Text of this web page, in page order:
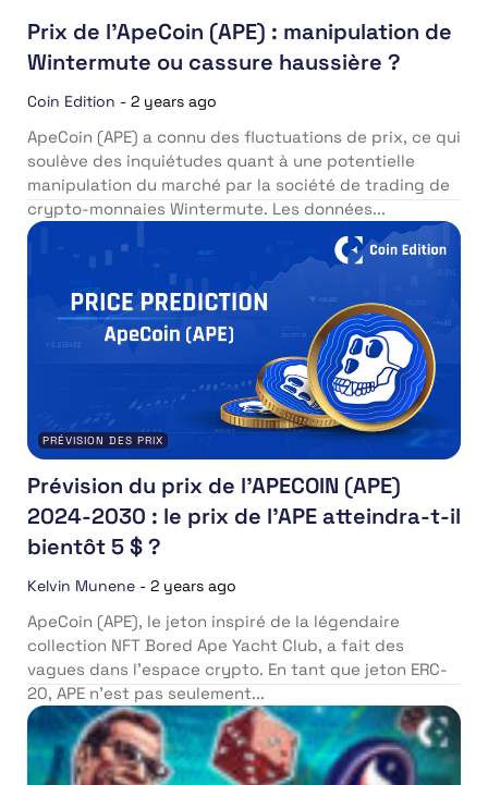
Prix de l’ApeCoin (APE) : manipulation de
Wintermute ou cassure haussière ?
Coin Edition - 2 years ago
ApeCoin (APE) a connu des fluctuations de prix, ce qui
soulève des inquiétudes quant à une potentielle
manipulation du marché par la société de trading de
crypto-monnaies Wintermute. Les données...
PRÉVISION DES PRIX
Prévision du prix de l’APECOIN (APE)
2024-2030 : le prix de l’APE atteindra-t-il
bientôt 5 $ ?
Kelvin Munene - 2 years ago
ApeCoin (APE), le jeton inspiré de la légendaire
collection NFT Bored Ape Yacht Club, a fait des
vagues dans l’espace crypto. En tant que jeton ERC-
20, APE n’est pas seulement...